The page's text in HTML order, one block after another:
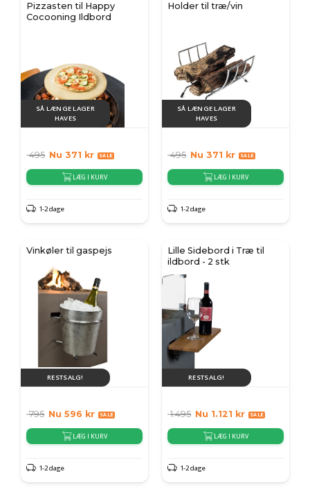
Pizzasten til Happy
Cocooning Ildbord
SÅ LÆNGE LAGER
HAVES
495 Nu 371 kr
LÆG I KURV
1-2 dage
Holder til træ/vin
SÅ LÆNGE LAGER
HAVES
495 Nu 371 kr
LÆG I KURV
1-2 dage
Vinkøler til gaspejs
RESTSALG!
795 Nu 596 kr
LÆG I KURV
1-2 dage
Lille Sidebord i Træ til
ildbord - 2 stk
RESTSALG!
1.495 Nu 1.121 kr
LÆG I KURV
1-2 dage